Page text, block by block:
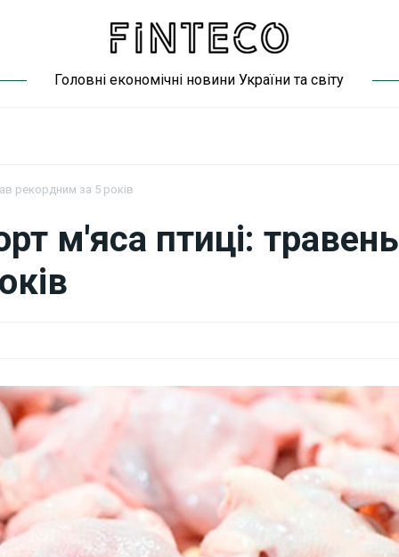
Головні економічні новини України та світу
рекордним за 5 років
м'яса птиці: травень